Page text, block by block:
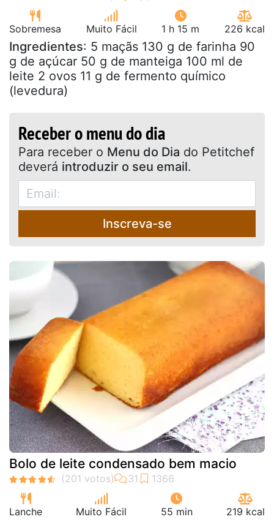
Sobremesa Muito Fácil 1 h 15 m 226 kcal
Ingredientes: 5 maçãs 130 g de farinha 90
g de açúcar 50 g de manteiga 100 ml de
leite 2 ovos 11 g de fermento químico
(levedura)
Receber o menu do dia
Para receber o Menu do Dia do Petitchef
deverá introduzir o seu email.
Inscreva-se
Bolo de leite condensado bem macio
Lanche Muito Fácil 55 min 219 kcal